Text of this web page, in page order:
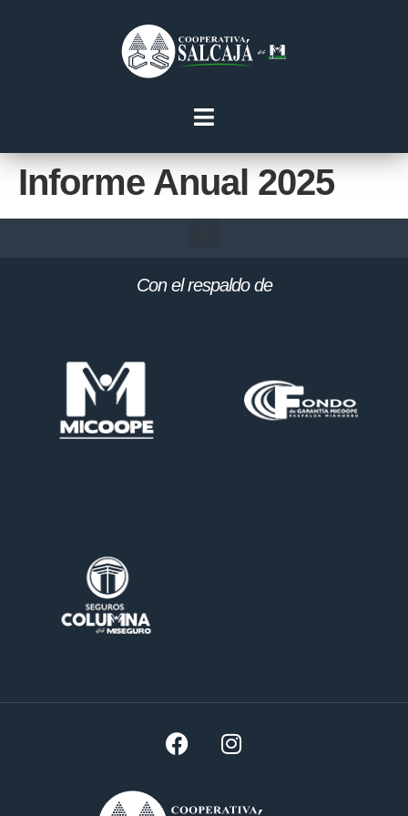
Informe Anual 2025
Con el respaldo de